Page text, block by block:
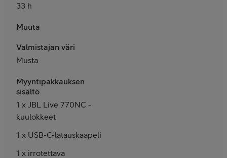
33 h
Muuta
Valmistajan väri
Musta
Myyntipakkauksen
sisältö
1 x JBL Live 770NC -
kuulokkeet
1 x USB-C-latauskaapeli
1 x irrotettava